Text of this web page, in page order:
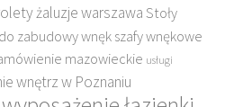
żaluzje warszawa Stoły
zabudowy wnększafy wnękowe
mazowieckie usługi
wnętrz w Poznaniu